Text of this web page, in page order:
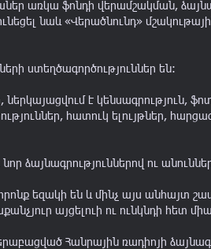
առկա ֆոնդի վերամշակման,
նաև «Վերածնունդ»
ստեղծագործություններ են:
է կենսագրություն,
հատուկ ելույթներ,
ձայնագրություններով ու
եզակի են և մինչ այս անհայտ
այցելուի ու ունկնդի հետ
Հանրային ռադիոյի